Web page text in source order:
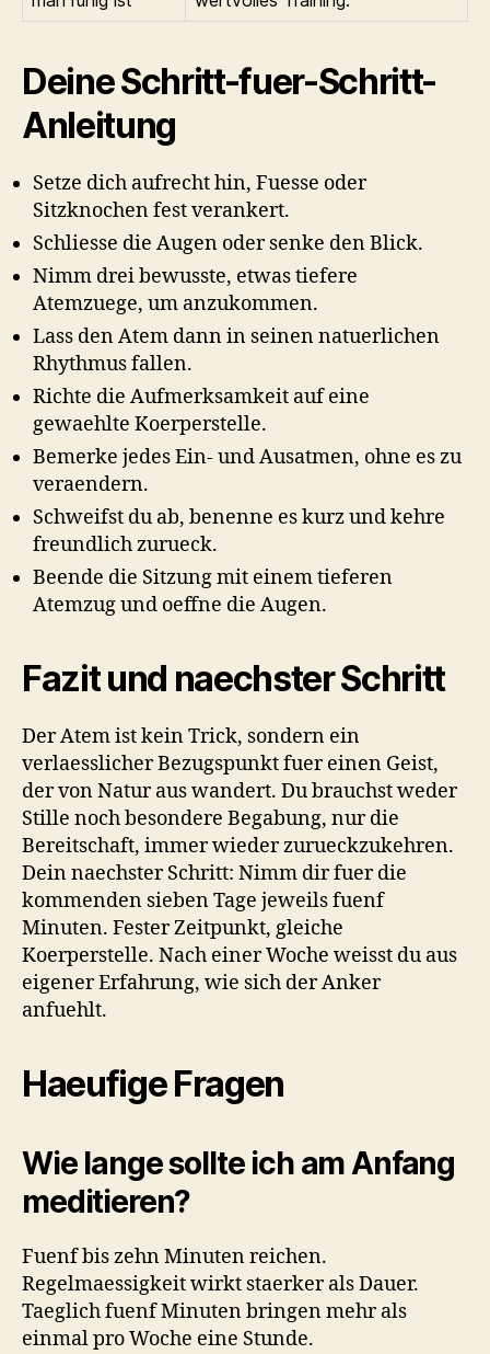
Deine Schritt-fuer-Schritt-
Anleitung
Setze dich aufrecht hin, Fuesse oder
Sitzknochen fest verankert.
Schliesse die Augen oder senke den Blick.
Nimm drei bewusste, etwas tiefere
Atemzuege, um anzukommen.
Lass den Atem dann in seinen natuerlichen
Rhythmus fallen.
Richte die Aufmerksamkeit auf eine
gewaehlte Koerperstelle.
Bemerke jedes Ein- und Ausatmen, ohne es zu
veraendern.
Schweifst du ab, benenne es kurz und kehre
freundlich zurueck.
Beende die Sitzung mit einem tieferen
Atemzug und oeffne die Augen.
Fazit und naechster Schritt
Der Atem ist kein Trick, sondern ein
verlaesslicher Bezugspunkt fuer einen Geist,
der von Natur aus wandert. Du brauchst weder
Stille noch besondere Begabung, nur die
Bereitschaft, immer wieder zurueckzukehren.
Dein naechster Schritt: Nimm dir fuer die
kommenden sieben Tage jeweils fuenf
Minuten. Fester Zeitpunkt, gleiche
Koerperstelle. Nach einer Woche weisst du aus
eigener Erfahrung, wie sich der Anker
anfuehlt.
Haeufige Fragen
Wie lange sollte ich am Anfang
meditieren?
Fuenf bis zehn Minuten reichen.
Regelmaessigkeit wirkt staerker als Dauer.
Taeglich fuenf Minuten bringen mehr als
einmal pro Woche eine Stunde.